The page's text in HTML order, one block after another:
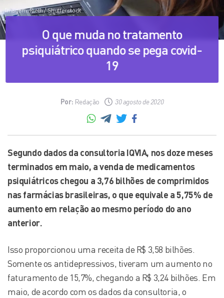
Imagem: Rieth / Shutterstock
O que muda no tratamento
psiquiátrico quando se pega covid-
19
Por: Redação 30 agosto de 2020
Segundo dados da consultoria IQVIA, nos doze meses
terminados em maio, a venda de medicamentos
psiquiátricos chegou a 3,76 bilhões de comprimidos
nas farmácias brasileiras, o que equivale a 5,75% de
aumento em relação ao mesmo período do ano
anterior.
Isso proporcionou uma receita de R$ 3,58 bilhões.
Somente os antidepressivos, tiveram um aumento no
faturamento de 15,7%, chegando a R$ 3,24 bilhões. Em
maio, de acordo com os dados da consultoria, o